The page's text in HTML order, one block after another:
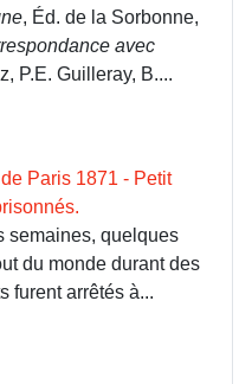
, Éd. de la Sorbonne,
avec
P.E. Guilleray, B....
Paris 1871 - Petit
semaines, quelques
du monde durant des
furent arrêtés à...